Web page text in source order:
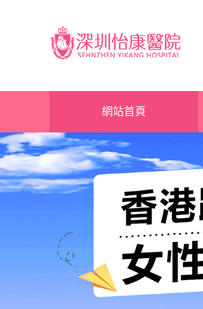
網站首頁